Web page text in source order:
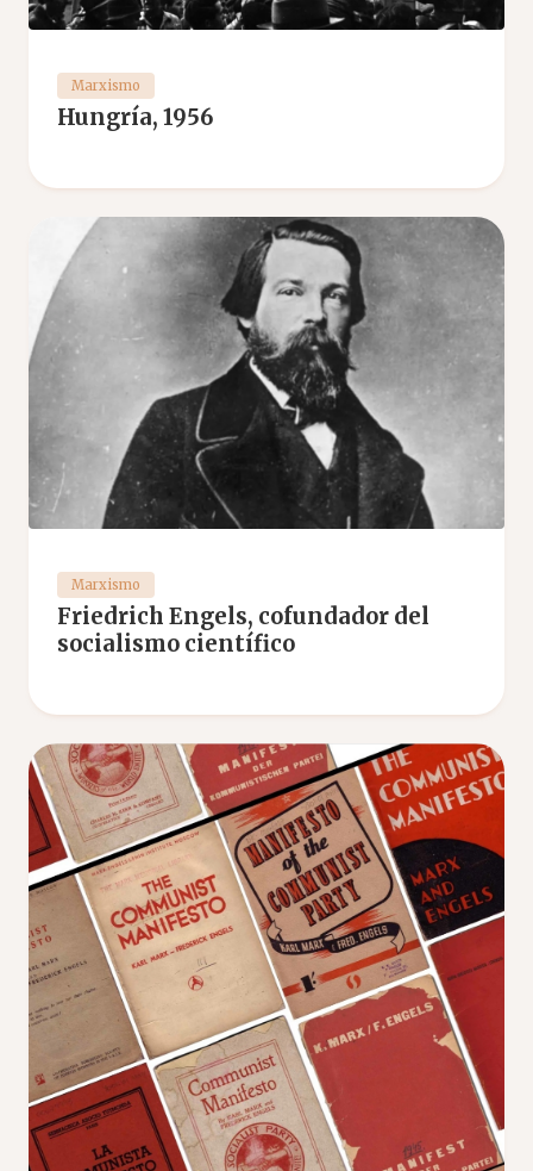
Marxismo
Hungría, 1956
Marxismo
Friedrich Engels, cofundador del
socialismo científico